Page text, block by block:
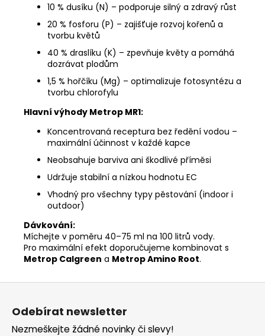
10 % dusíku (N) – podporuje silný a zdravý růst
20 % fosforu (P) – zajišťuje rozvoj kořenů a
tvorbu květů
40 % draslíku (K) – zpevňuje květy a pomáhá
dozrávat plodům
1,5 % hořčíku (Mg) – optimalizuje fotosyntézu a
tvorbu chlorofylu
Hlavní výhody Metrop MR1:
Koncentrovaná receptura bez ředění vodou –
maximální účinnost v každé kapce
Neobsahuje barviva ani škodlivé příměsi
Udržuje stabilní a nízkou hodnotu EC
Vhodný pro všechny typy pěstování (indoor i
outdoor)
Dávkování:
Míchejte v poměru 40–75 ml na 100 litrů vody.
Pro maximální efekt doporučujeme kombinovat s
Metrop Calgreen a Metrop Amino Root.
Z
Odebírat newsletter
Nezmeškejte žádné novinky či slevy!